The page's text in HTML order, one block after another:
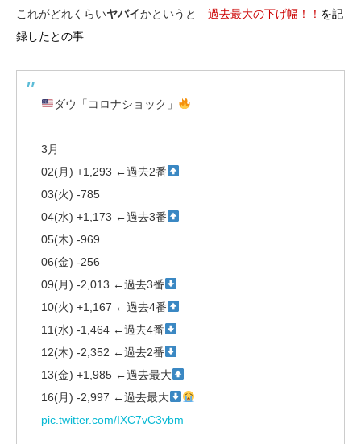
これがどれくらいヤバイかというと 過去最大の下げ幅！！ を記
録したとの事
ダウ「コロナショック」
3月
02(月) +1,293 ←過去2番
03(火) -785
04(水) +1,173 ←過去3番
05(木) -969
06(金) -256
09(月) -2,013 ←過去3番
10(火) +1,167 ←過去4番
11(水) -1,464 ←過去4番
12(木) -2,352 ←過去2番
13(金) +1,985 ←過去最大
16(月) -2,997 ←過去最大
pic.twitter.com/IXC7vC3vbm